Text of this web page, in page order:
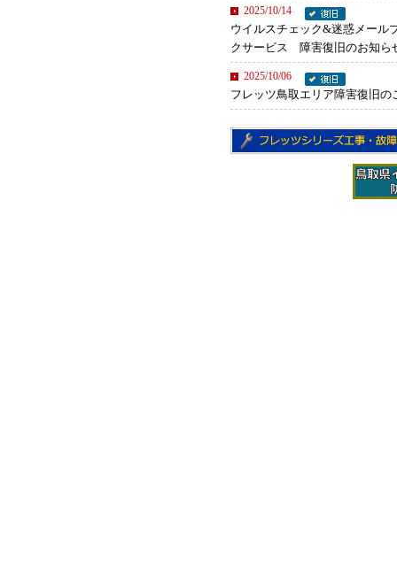
2025/10/14
ウイルスチェック&迷惑メール
クサービス 障害復旧のお知ら
2025/10/06
フレッツ鳥取エリア障害復旧の